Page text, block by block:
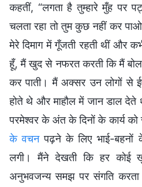
कहतीं, “लगता है तुम्हारे मुँह पर
चलता रहा तो तुम कुछ नहीं कर
मेरे दिमाग में गूँजती रहती थीं और
हूँ, मैं खुद से नफरत करती कि मैं बोल
कर पाती। मैं अक्सर उन लोगों से
होते थे और माहौल में जान डाल देते
परमेश्वर के अंत के दिनों के कार्य
के वचनपढ़ने के लिए भाई-बहनों
लगी। मैंने देखती कि हर कोई
अनुभवजन्य समझ पर संगति करता